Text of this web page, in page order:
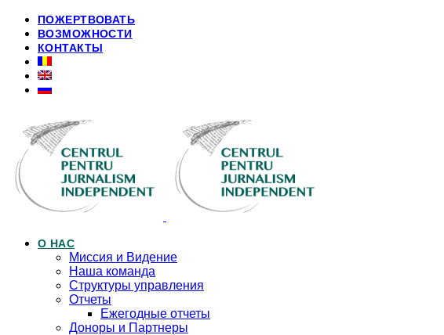
ПОЖЕРТВОВАТЬ
ВОЗМОЖНОСТИ
КОНТАКТЫ
О НАС
Миссия и Видение
Наша команда
Структуры управления
Отчеты
Ежегодные отчеты
Доноры и Партнеры